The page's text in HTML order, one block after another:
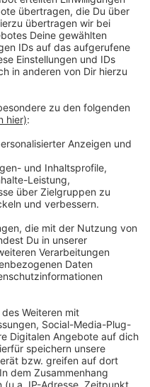
Ihre
YouTube
zu laden!
Service eines
Videoinhalte
Service kann
Aktivitäten
Sie der
zu, um dieses
Consent
Platform
(Official Music